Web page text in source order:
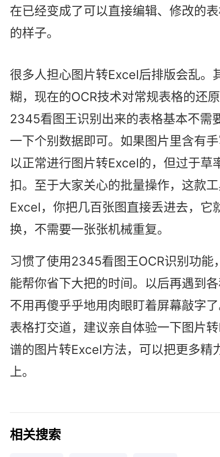
在已经变成了可以直接编辑、修改的
的样子。
很多人担心图片转Excel后排版会乱。
糊，现在的OCR技术对常规表格的还
2345看图王识别出来的表格基本不需
一下个别数据即可。如果图片里含有
以正常进行图片转Excel的，但过于草
扣。至于大家关心的批量操作，这款
Excel，你把几百张图直接丢进去，它
换，不需要一张张机械重复。
习惯了使用2345看图王OCR识别功能
能帮你省下大把的时间。以后再遇到
不用再傻乎乎地用肉眼盯着屏幕敲字
表格打交道，建议亲自体验一下图片
谱的图片转Excel方法，可以把更多精
上。
相关搜索